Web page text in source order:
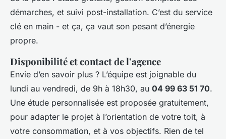
démarches, et suivi post-installation. C’est du service
clé en main - et ça, ça vaut son pesant d’énergie
propre.
Disponibilité et contact de l’agence
Envie d’en savoir plus ? L’équipe est joignable du
lundi au vendredi, de 9h à 18h30, au 04 99 63 51 70.
Une étude personnalisée est proposée gratuitement,
pour adapter le projet à l’orientation de votre toit, à
votre consommation, et à vos objectifs. Rien de tel